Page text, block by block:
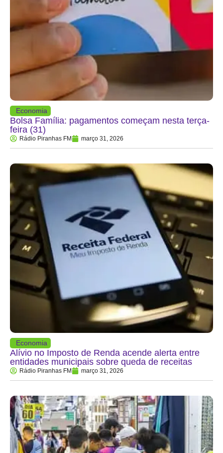
Economia
Bolsa Família: pagamentos começam nesta terça-
feira (31)
Rádio Piranhas FM março 31, 2026
Economia
Alívio no Imposto de Renda acende alerta entre
entidades municipais sobre queda de receitas
Rádio Piranhas FM março 31, 2026